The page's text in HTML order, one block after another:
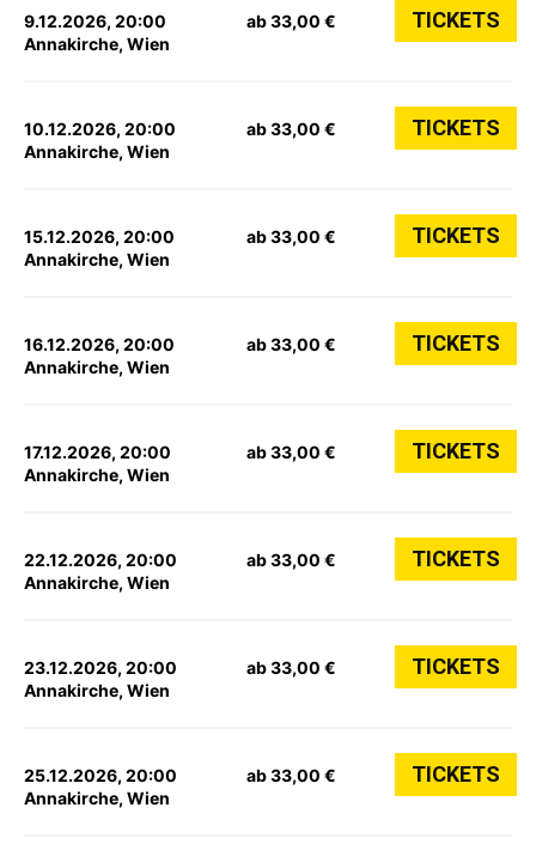
9.12.2026, 20:00
Annakirche, Wien
ab 33,00 € TICKETS
10.12.2026, 20:00
Annakirche, Wien
ab 33,00 € TICKETS
15.12.2026, 20:00
Annakirche, Wien
ab 33,00 € TICKETS
16.12.2026, 20:00
Annakirche, Wien
ab 33,00 € TICKETS
17.12.2026, 20:00
Annakirche, Wien
ab 33,00 € TICKETS
22.12.2026, 20:00
Annakirche, Wien
ab 33,00 € TICKETS
23.12.2026, 20:00
Annakirche, Wien
ab 33,00 € TICKETS
25.12.2026, 20:00
Annakirche, Wien
ab 33,00 € TICKETS